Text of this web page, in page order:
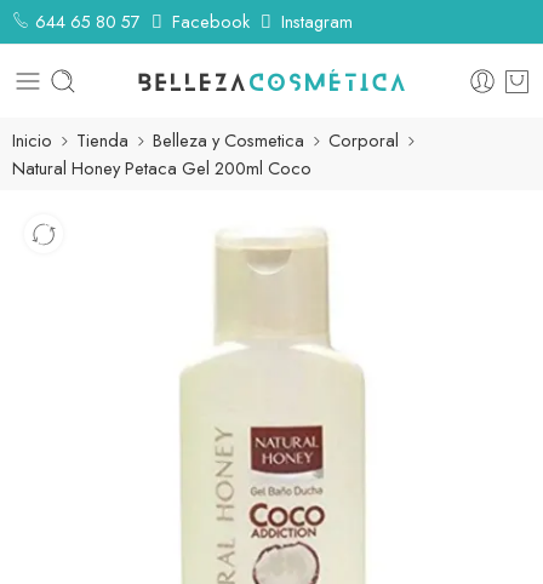
644 65 80 57 Facebook Instagram
Inicio Tienda Belleza y Cosmetica
Corporal
Natural Honey Petaca Gel 200ml Coco